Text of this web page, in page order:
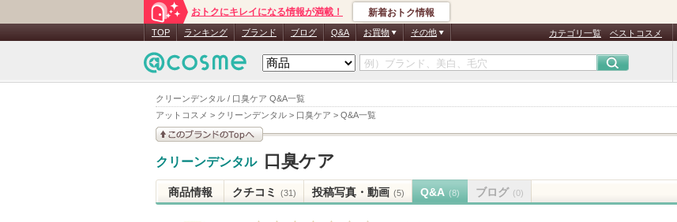
クリーンデンタル / 口臭ケア Q&A一覧
アットコスメ > クリーンデンタル > 口臭ケア > Q&A一覧
おトクにキレイになる情報が満載！ 新着おトク情報
TOP ランキング ブランド ブログ Q&A お買物 その他 カテゴリ一覧 ベストコスメ
クリーンデンタル 口臭ケア
商品情報 クチコミ (31) 投稿写真・動画 (5) Q&A (8) ブログ (0)